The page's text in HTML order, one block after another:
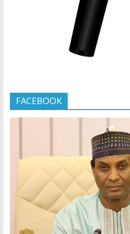
FACEBOOK